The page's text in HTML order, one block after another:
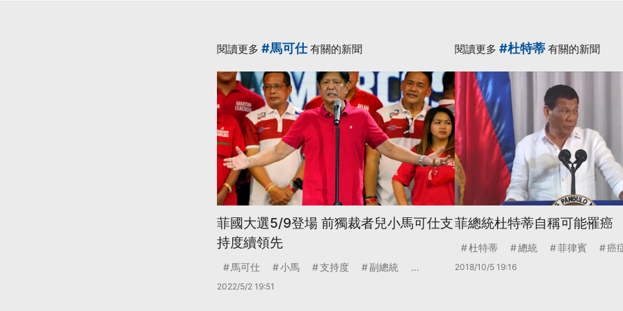
閱讀更多 #馬可仕有關的新聞
菲國大選5/9登場 前獨裁者兒小馬可仕支
持度續領先
馬可仕 小馬 支持度 副總統 ...
2022/5/2 19:51
閱讀更多 #杜特蒂 有關的新聞
菲總統杜特蒂自稱可能罹癌
杜特蒂 總統 菲律賓 癌
2018/10/5 19:16